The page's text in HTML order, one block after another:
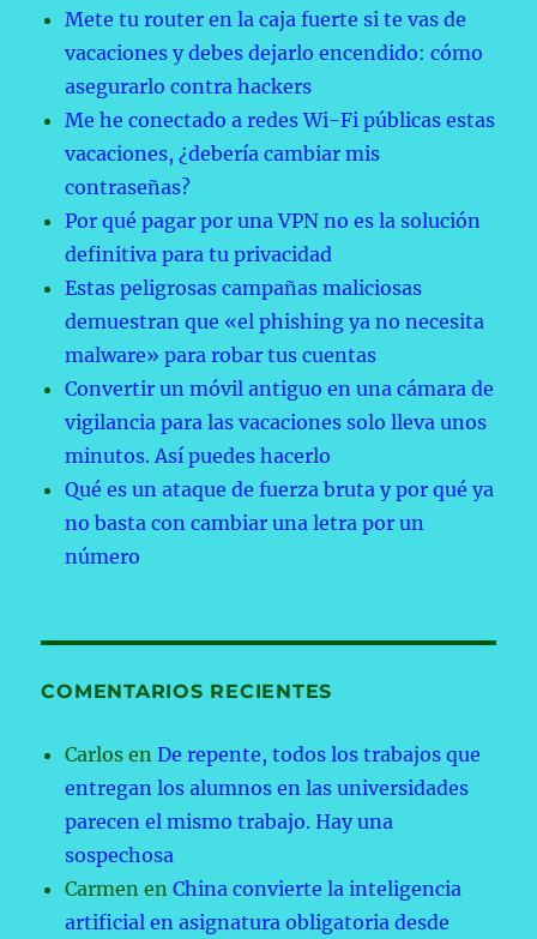
Mete tu router en la caja fuerte si te vas de
vacaciones y debes dejarlo encendido: cómo
asegurarlo contra hackers
Me he conectado a redes Wi-Fi públicas estas
vacaciones, ¿debería cambiar mis
contraseñas?
Por qué pagar por una VPN no es la solución
definitiva para tu privacidad
Estas peligrosas campañas maliciosas
demuestran que «el phishing ya no necesita
malware» para robar tus cuentas
Convertir un móvil antiguo en una cámara de
vigilancia para las vacaciones solo lleva unos
minutos. Así puedes hacerlo
Qué es un ataque de fuerza bruta y por qué ya
no basta con cambiar una letra por un
número
COMENTARIOS RECIENTES
Carlos enDe repente, todos los trabajos que
entregan los alumnos en las universidades
parecen el mismo trabajo. Hay una
sospechosa
Carmen enChina convierte la inteligencia
artificial en asignatura obligatoria desde